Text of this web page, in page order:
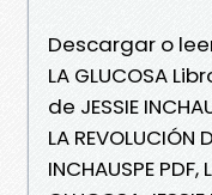
Descargar o leer
LA GLUCOSA
de JESSIE
LA REVOLUCIÓN
INCHAUSPE PDF,